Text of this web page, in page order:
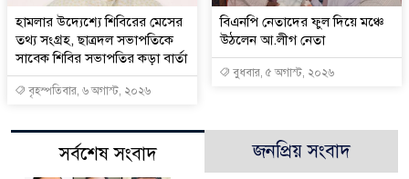
হামলার উদ্যেশ্যে শিবিরের মেসের
তথ্য সংগ্রহ, ছাত্রদল সভাপতিকে
সাবেক শিবির সভাপতির কড়া বার্তা
বৃহস্পতিবার, ৬ অগাস্ট, ২০২৬
বিএনপি নেতাদের ফুল দিয়ে মঞ্চে
উঠলেন আ.লীগ নেতা
বুধবার, ৫ অগাস্ট, ২০২৬
সর্বশেষ সংবাদ জনপ্রিয় সংবাদ